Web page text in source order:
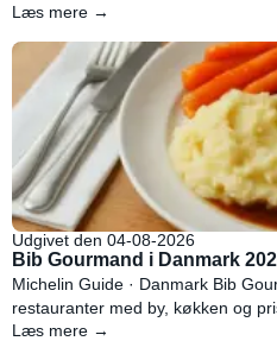
Læs mere →
Udgivet den 04-08-2026
Bib Gourmand i Danmark
Michelin Guide · Danmark Bib
restauranter med by, køkken og
Læs mere →